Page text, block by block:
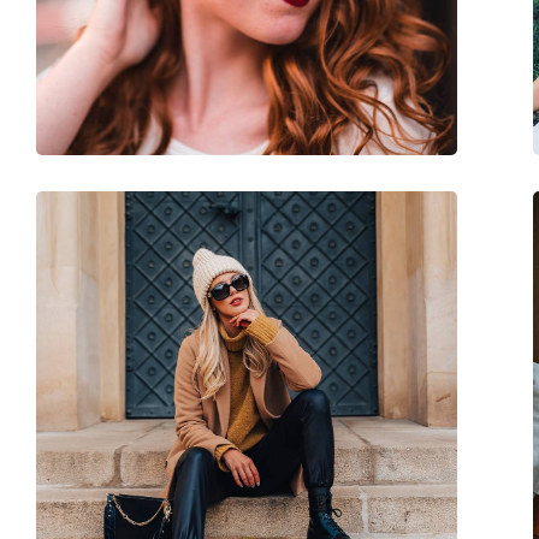
Κωδικός Προϊόντος / Μοντέλο:
0AX4104S 80788G
Διαθέσιμο με συνταγή:
Όχι